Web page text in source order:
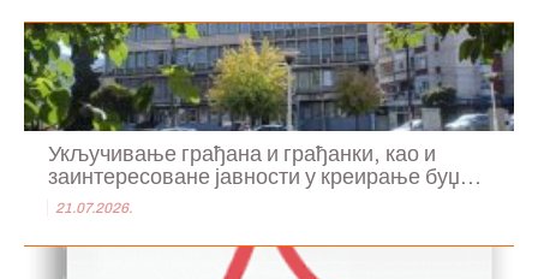
Укључивање грађана и грађанки, као и
заинтересоване јавности у креирање буџ...
21.07.2026.